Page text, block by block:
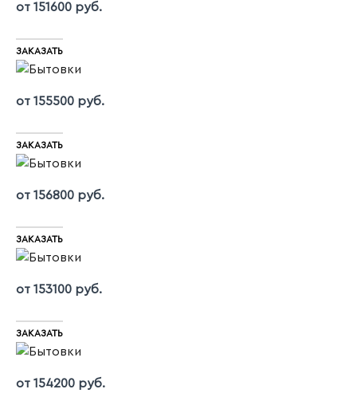
от 151600 руб.
ЗАКАЗАТЬ
от 155500 руб.
ЗАКАЗАТЬ
от 156800 руб.
ЗАКАЗАТЬ
от 153100 руб.
ЗАКАЗАТЬ
от 154200 руб.